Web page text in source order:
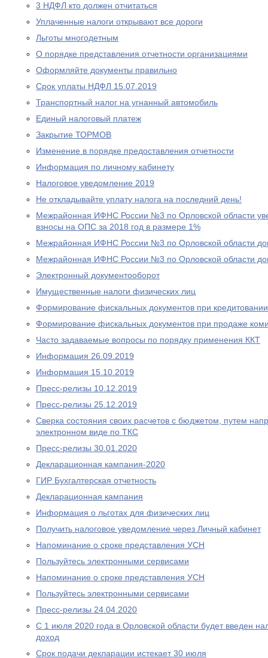
3 НДФЛ кто должен отчитаться
Уплаченные налоги открывают все дороги
Льготы многодетным
О порядке представления отчетности организациями
Оформляйте документы правильно
Срок уплаты НДФЛ 15.07.2019
Транспортный налог на угнанный автомобиль
Единый налоговый платеж
Закрытие ТОРМОВ
Изменение в порядке предоставления отчетности
Информация по личному кабинету
Налоговое уведомление 2019
Не откладывайте уплату налога на последний день!
Межрайонная ИФНС России №3 по Орловской области
взносы на ОПС за 2018 год в размере 1%
Межрайонная ИФНС России №3 по Орловской области
Межрайонная ИФНС России №3 по Орловской области
Электронный документооборот
Имущественные налоги физических лиц
Формирование фискальных документов при кредитовании
Формирование фискальных документов при продаже
Часто задаваемые вопросы по порядку применения ККТ
Информация 26.09.2019
Информация 15.10.2019
Пресс-релизы 10.12.2019
Пресс-релизы 25.12.2019
Сверка состояния своих расчетов с бюджетом, путем
электронном виде по ТКС
Пресс-релизы 30.01.2020
Декларационная кампания-2020
ГИР Бухгалтерская отчетность
Декларационная кампания
Информация о льготах для физических лиц
Получить налоговое уведомление через Личный кабинет
Напоминание о сроке представления УСН
Пользуйтесь электронными сервисами
Напоминание о сроке представления УСН
Пользуйтесь электронными сервисами
Пресс-релизы 24.04.2020
С 1 июля 2020 года в Орловской области будет введен
доход
Срок подачи декларации истекает 30 июля